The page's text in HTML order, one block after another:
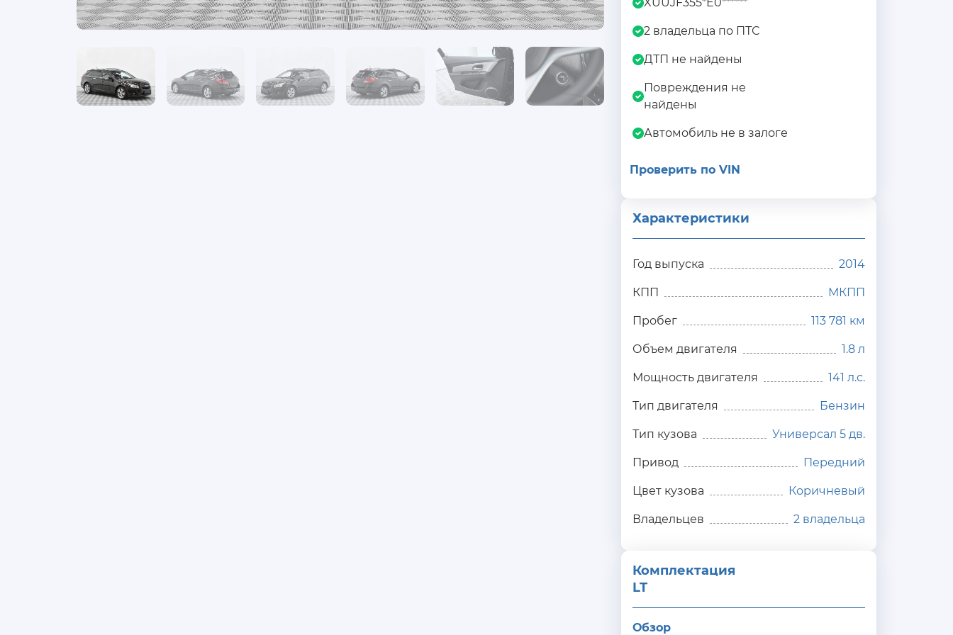
2 владельца по ПТС
ДТП не найдены
Повреждения не
найдены
Автомобиль не в залоге
Проверить по VIN
Характеристики
Год выпуска 2014
КПП МКПП
Пробег 113 781 км
Объем двигателя 1.8 л
Мощность двигателя 141 л.с.
Тип двигателя Бензин
Тип кузова Универсал 5 дв.
Привод Передний
Цвет кузова Коричневый
Владельцев 2 владельца
Комплектация
LT
Обзор